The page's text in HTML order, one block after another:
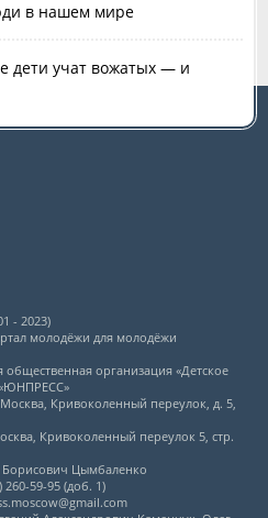
в нашем мире
дети учат вожатых — и
- 2023)
молодёжи для молодёжи
организация «Детское
Кривоколенный переулок, д. 5,
Кривоколенный переулок 5, стр.
Борисович Цымбаленко
59-95 (доб. 1)